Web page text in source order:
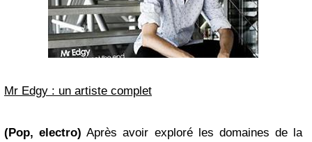
Mr Edgy : un artiste complet
(Pop, electro) Après avoir exploré les domaines de la